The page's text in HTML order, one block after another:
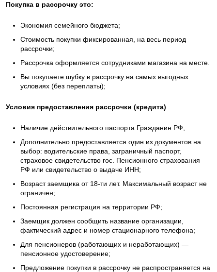
Покупка в рассрочку это:
Экономия семейного бюджета;
Стоимость покупки фиксированная, на весь период
рассрочки;
Рассрочка оформляется сотрудниками магазина на месте.
Вы покупаете шубку в рассрочку на самых выгодных
условиях (без переплаты);
Условия предоставления рассрочки (кредита)
Наличие действительного паспорта Гражданин РФ;
Дополнительно предоставляется один из документов на
выбор: водительские права, заграничный паспорт,
страховое свидетельство гос. Пенсионного страхования
РФ или свидетельство о выдаче ИНН;
Возраст заемщика от 18-ти лет. Максимальный возраст не
ограничен;
Постоянная регистрация на территории РФ;
Заемщик должен сообщить название организации,
фактический адрес и номер стационарного телефона;
Для пенсионеров (работающих и неработающих) —
пенсионное удостоверение;
Предложение покупки в рассрочку не распространяется на